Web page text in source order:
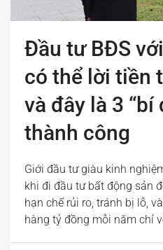
Đầu tư BĐS
có thể lời tiền
và đây là 3 “bí
thành công
Giới đầu tư giàu kinh
khi đi đầu tư bất động sản
hạn chế rủi ro, tránh bị lỗ,
hàng tỷ đồng mỗi năm chỉ